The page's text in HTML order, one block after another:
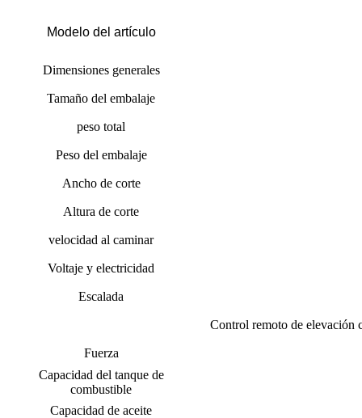
Modelo del artículo
Dimensiones generales
Tamaño del embalaje
peso total
Peso del embalaje
Ancho de corte
Altura de corte
velocidad al caminar
Voltaje y electricidad
Escalada
Control remoto de elevación
Fuerza
Capacidad del tanque de
combustible
Capacidad de aceite